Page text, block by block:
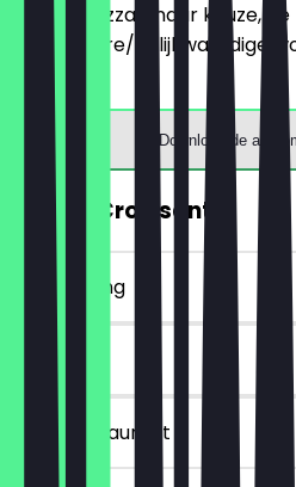
Bestel 2 pizza's naar keuze, de
goedkopere/gelijkwaardige
gebracht.
Download de app
GRATIS Croissant
~€ 2 korting
30 dagen
in het restaurant